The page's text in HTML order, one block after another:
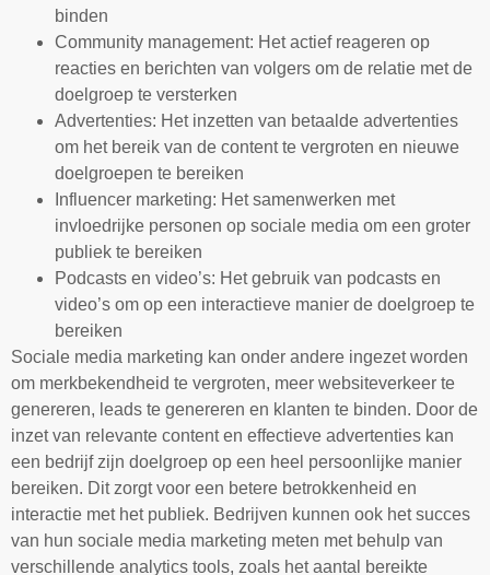
binden
Community management: Het actief reageren op
reacties en berichten van volgers om de relatie met de
doelgroep te versterken
Advertenties: Het inzetten van betaalde advertenties
om het bereik van de content te vergroten en nieuwe
doelgroepen te bereiken
Influencer marketing: Het samenwerken met
invloedrijke personen op sociale media om een groter
publiek te bereiken
Podcasts en video’s: Het gebruik van podcasts en
video’s om op een interactieve manier de doelgroep te
bereiken
Sociale media marketing kan onder andere ingezet worden
om merkbekendheid te vergroten, meer websiteverkeer te
genereren, leads te genereren en klanten te binden. Door de
inzet van relevante content en effectieve advertenties kan
een bedrijf zijn doelgroep op een heel persoonlijke manier
bereiken. Dit zorgt voor een betere betrokkenheid en
interactie met het publiek. Bedrijven kunnen ook het succes
van hun sociale media marketing meten met behulp van
verschillende analytics tools, zoals het aantal bereikte